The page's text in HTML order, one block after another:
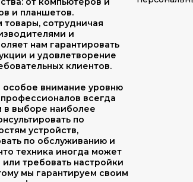
и планшетов.
сотрудничая
и
нам гарантировать
и удовлетворение
клиентов.
внимание уровню
всегда
в выборе наиболее
по
устройств,
по обслуживанию и
техника иногда может
требовать настройки
мы гарантируем своим